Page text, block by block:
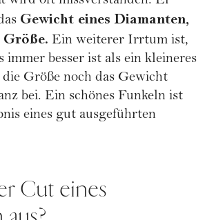
Gewicht eines Diamanten,
Ein weiterer Irrtum ist,
immer besser ist als ein kleineres
Größe noch das Gewicht
bei. Ein schönes Funkeln ist
eines gut ausgeführten
Cut eines